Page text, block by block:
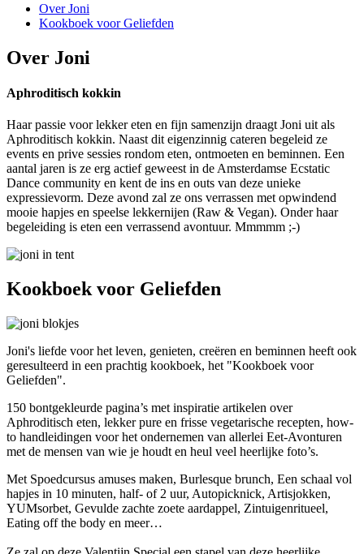
Over Joni
Kookboek voor Geliefden
Over Joni
Aphroditisch kokkin
Haar passie voor lekker eten en fijn samenzijn draagt Joni uit als
Aphroditisch kokkin. Naast dit eigenzinnig cateren begeleid ze
events en prive sessies rondom eten, ontmoeten en beminnen. Een
aantal jaren is ze erg actief geweest in de Amsterdamse Ecstatic
Dance community en kent de ins en outs van deze unieke
expressievorm. Deze avond zal ze ons verrassen met opwindend
mooie hapjes en speelse lekkernijen (Raw & Vegan). Onder haar
begeleiding is eten een verrassend avontuur. Mmmmm ;-)
Kookboek voor Geliefden
Joni's liefde voor het leven, genieten, creëren en beminnen heeft ook
geresulteerd in een prachtig kookboek, het "Kookboek voor
Geliefden".
150 bontgekleurde pagina’s met inspiratie artikelen over
Aphroditisch eten, lekker pure en frisse vegetarische recepten, how-
to handleidingen voor het ondernemen van allerlei Eet-Avonturen
met de mensen van wie je houdt en heul veel heerlijke foto’s.
Met Spoedcursus amuses maken, Burlesque brunch, Een schaal vol
hapjes in 10 minuten, half- of 2 uur, Autopicknick, Artisjokken,
YUMsorbet, Gevulde zachte zoete aardappel, Zintuigenritueel,
Eating off the body en meer…